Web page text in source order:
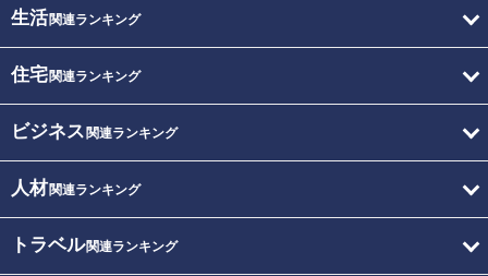
生活関連ランキング
住宅関連ランキング
ビジネス 関連ランキング
人材関連ランキング
トラベル関連ランキング